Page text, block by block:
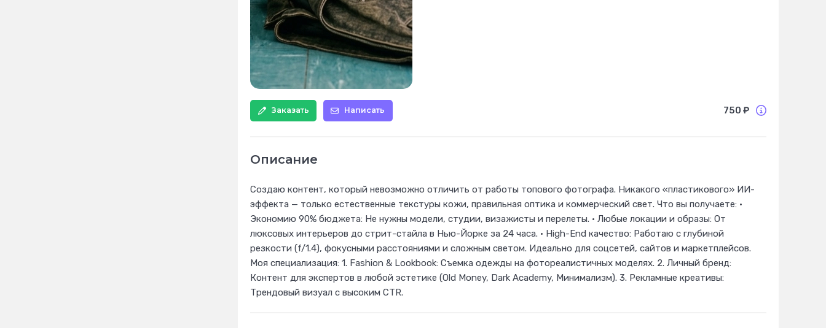
Заказать Написать 750 ₽
Описание
Создаю контент, который невозможно отличить от работы топового фотографа. Никакого «пластикового» ИИ-
эффекта — только естественные текстуры кожи, правильная оптика и коммерческий свет. Что вы получаете: •
Экономию 90% бюджета: Не нужны модели, студии, визажисты и перелеты. • Любые локации и образы: От
люксовых интерьеров до стрит-стайла в Нью-Йорке за 24 часа. • High-End качество: Работаю с глубиной
резкости (f/1.4), фокусными расстояниями и сложным светом. Идеально для соцсетей, сайтов и маркетплейсов.
Моя специализация: 1. Fashion & Lookbook: Съемка одежды на фотореалистичных моделях. 2. Личный бренд:
Контент для экспертов в любой эстетике (Old Money, Dark Academy, Минимализм). 3. Рекламные креативы:
Трендовый визуал с высоким CTR.